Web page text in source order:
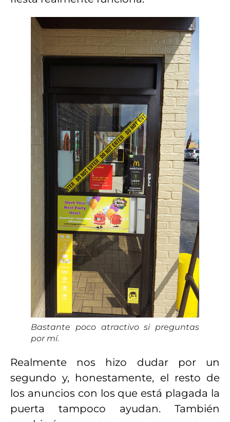
Bastante poco atractivo si preguntas
por mí.
Realmente nos hizo dudar por un
segundo y, honestamente, el resto de
los anuncios con los que está plagada la
puerta tampoco ayudan. También